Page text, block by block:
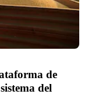
de
del